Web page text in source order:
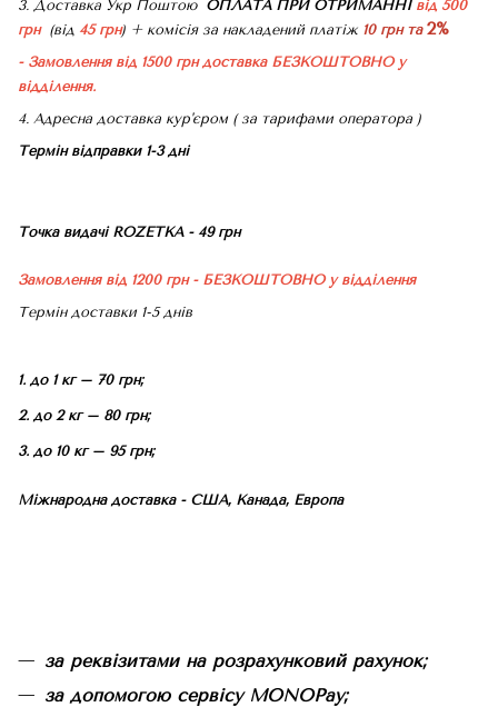
3. Доставка Укр ПоштоюОПЛАТА ПРИ ОТРИМАННІ від 500
грн (від 45 грн) + комісія за накладений платіж 10 грн та 2%
- Замовлення від 1500 грн доставка БЕЗКОШТОВНО у
відділення.
4. Адресна доставка кур'єром ( за тарифами оператора )
Термін відправки 1-3 дні
Точка видачі ROZETKA - 49 грн
Замовлення від 1200 грн - БЕЗКОШТОВНО у відділення
Термін доставки 1-5 днів
1. до 1 кг – 70 грн;
2. до 2 кг – 80 грн;
3. до 10 кг – 95 грн;
Міжнародна доставка - США, Канада, Европа
за реквізитами на розрахунковий рахунок;
за допомогою сервісу MONOPay;